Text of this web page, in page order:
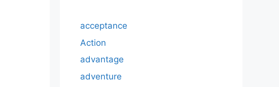
acceptance
Action
advantage
adventure